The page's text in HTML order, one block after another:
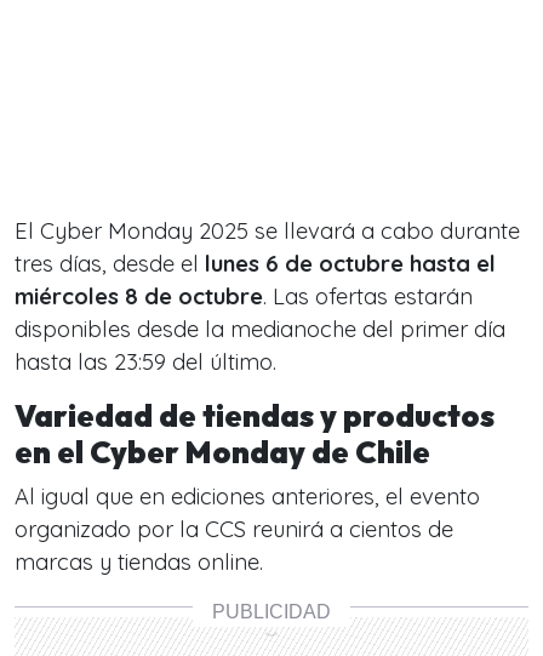
El Cyber Monday 2025 se llevará a cabo durante
tres días, desde el lunes 6 de octubre hasta el
miércoles 8 de octubre. Las ofertas estarán
disponibles desde la medianoche del primer día
hasta las 23:59 del último.
Variedad de tiendas y productos
en el Cyber Monday de Chile
Al igual que en ediciones anteriores, el evento
organizado por la CCS reunirá a cientos de
marcas y tiendas online.